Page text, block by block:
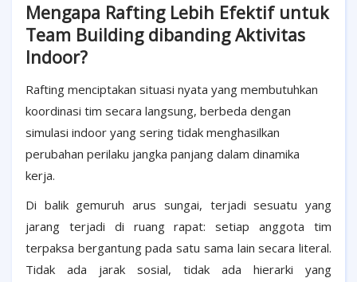
Mengapa Rafting Lebih Efektif untuk
Team Building dibanding Aktivitas
Indoor?
Rafting menciptakan situasi nyata yang membutuhkan
koordinasi tim secara langsung, berbeda dengan
simulasi indoor yang sering tidak menghasilkan
perubahan perilaku jangka panjang dalam dinamika
kerja.
Di balik gemuruh arus sungai, terjadi sesuatu yang
jarang terjadi di ruang rapat: setiap anggota tim
terpaksa bergantung pada satu sama lain secara literal.
Tidak ada jarak sosial, tidak ada hierarki yang